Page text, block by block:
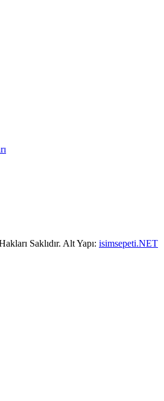
Saklıdır. Alt Yapı: isimsepeti.NET